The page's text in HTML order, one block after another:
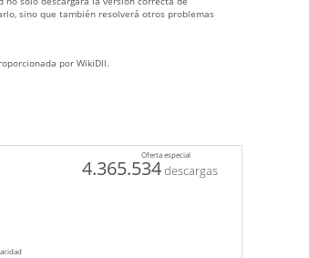
sino que también resolverá otros problemas
por WikiDll.
Oferta especial
4.365.534descargas